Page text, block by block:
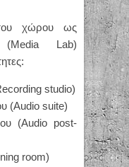
χώρου ως
(Media Lab)
studio)
(Audio suite)
(Audio post-
room)